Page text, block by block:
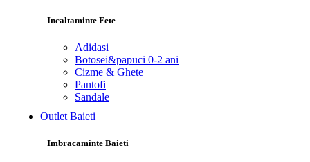
Incaltaminte Fete
Adidasi
Botosei&papuci 0-2 ani
Cizme & Ghete
Pantofi
Sandale
Outlet Baieti
Imbracaminte Baieti